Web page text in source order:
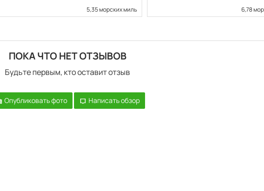
5,35 морских миль 6,78
ПОКА ЧТО НЕТ ОТЗЫВОВ
Будьте первым, кто оставит отзыв
Опубликовать фото Написать обзор